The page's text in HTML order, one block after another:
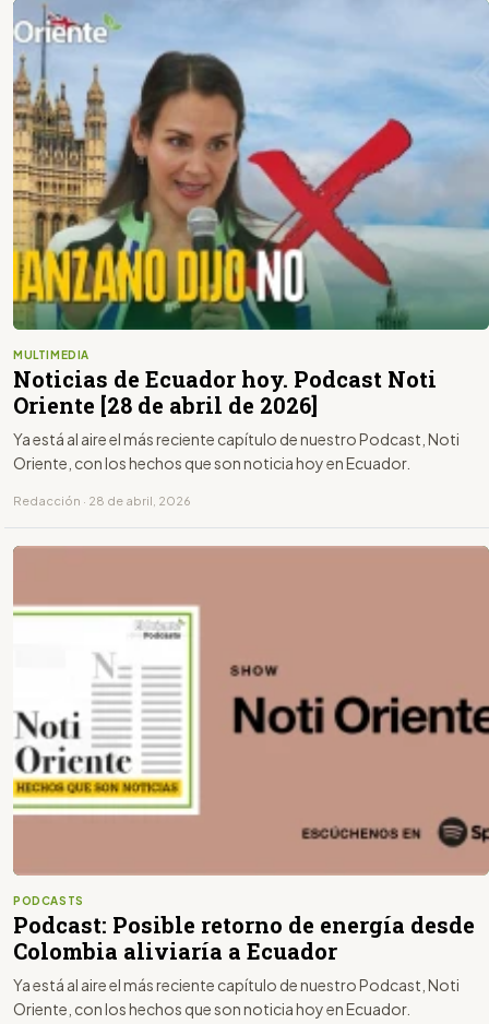
MULTIMEDIA
Noticias de Ecuador hoy. Podcast Noti
Oriente [28 de abril de 2026]
Ya está al aire el más reciente capítulo de nuestro Podcast, Noti
Oriente, con los hechos que son noticia hoy en Ecuador.
Redacción · 28 de abril, 2026
PODCASTS
Podcast: Posible retorno de energía desde
Colombia aliviaría a Ecuador
Ya está al aire el más reciente capítulo de nuestro Podcast, Noti
Oriente, con los hechos que son noticia hoy en Ecuador.